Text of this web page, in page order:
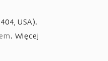
USA).
. Więcej